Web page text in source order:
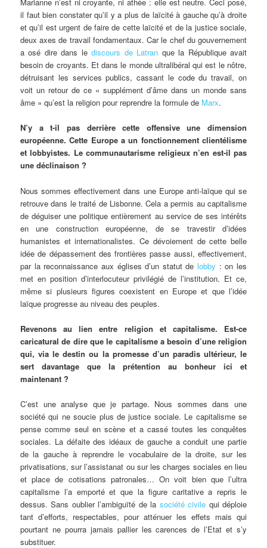
il faut bien constater qu’il y a plus de laïcité à gauche qu’à droite
et qu’il est urgent de faire de cette laïcité et de la justice sociale,
deux axes de travail fondamentaux. Car le chef du gouvernement
a osé dire dans lediscours de Latran que la République avait
besoin de croyants. Et dans le monde ultralibéral qui est le nôtre,
détruisant les services publics, cassant le code du travail, on
voit un retour de ce « supplément d’âme dans un monde sans
âme » qu’est la religion pour reprendre la formule de Marx.
N’y a t-il pas derrière cette offensive une dimension
européenne. Cette Europe a un fonctionnement clientélisme
et lobbyistes. Le communautarisme religieux n’en est-il pas
une déclinaison ?
Nous sommes effectivement dans une Europe anti-laïque qui se
retrouve dans le traité de Lisbonne. Cela a permis au capitalisme
de déguiser une politique entièrement au service de ses intérêts
en une construction européenne, de se travestir d’idées
humanistes et internationalistes. Ce dévoiement de cette belle
idée de dépassement des frontières passe aussi, effectivement,
par la reconnaissance aux églises d’un statut delobby : on les
met en position d’interlocuteur privilégié de l’institution. Et ce,
même si plusieurs figures coexistent en Europe et que l’idée
laïque progresse au niveau des peuples.
Revenons au lien entre religion et capitalisme. Est-ce
caricatural de dire que le capitalisme a besoin d’une religion
qui, via le destin ou la promesse d’un paradis ultérieur, le
sert davantage que la prétention au bonheur ici et
maintenant ?
C’est une analyse que je partage. Nous sommes dans une
société qui ne soucie plus de justice sociale. Le capitalisme se
pense comme seul en scène et a cassé toutes les conquêtes
sociales. La défaite des idéaux de gauche a conduit une partie
de la gauche à reprendre le vocabulaire de la droite, sur les
privatisations, sur l’assistanat ou sur les charges sociales en lieu
et place de cotisations patronales… On voit bien que l’ultra
capitalisme l’a emporté et que la figure caritative a repris le
dessus. Sans oublier l’ambiguïté de la société civile qui déploie
tant d’efforts, respectables, pour atténuer les effets mais qui
pourtant ne pourra jamais pallier les carences de l’Etat et s’y
substituer.